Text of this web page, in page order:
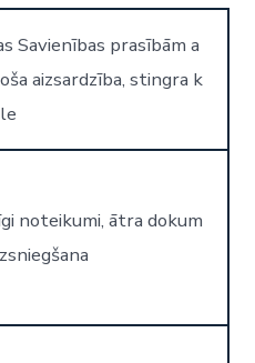
Savienības prasībām a
aizsardzība, stingra k
noteikumi, ātra dokum